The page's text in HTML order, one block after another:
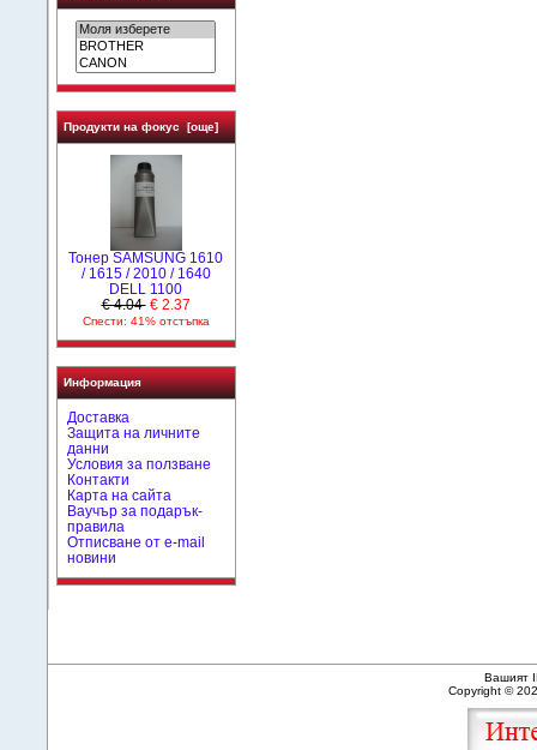
Продукти на фокус [още]
Тонер SAMSUNG 1610
/ 1615 / 2010 / 1640
DELL 1100
€ 4.04 € 2.37
Спести: 41% отстъпка
Информация
Доставка
Защита на личните
данни
Условия за ползване
Контакти
Карта на сайта
Ваучър за подарък-
правила
Отписване от e-mail
новини
Вашият
Copyright ©